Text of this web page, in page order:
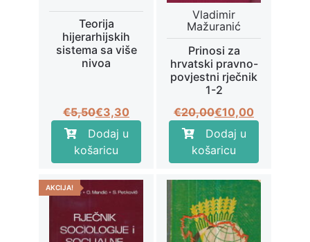
Teorija
hijerarhijskih
sistema sa više
nivoa
€5,50Izvorna
cijena
bila
je:
€5,50.
€3,30
Trenutna
cijena
je:
€3,30.
Dodaj u
košaricu
Vladimir
Mažuranić
Prinosi za
hrvatski pravno-
povjestni rječnik
1-2
€20,00Izvorna
cijena
bila
je:
€20,00.
€10,00
Trenutna
cijena
je:
€10,00.
Dodaj u
košaricu
AKCIJA!